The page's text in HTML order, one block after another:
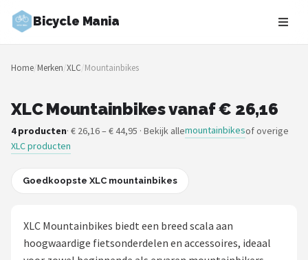
Bicycle Mania
Zoeken
NAVIGATIE
Merken
Blog
Kinderfietsen
Home/Merken/XLC/Mountainbikes
XLC Mountainbikes vanaf € 26,16
4 producten· € 26,16 – € 44,95 · Bekijk allemountainbikesof overige
XLC producten
Goedkoopste XLC mountainbikes
XLC Mountainbikes biedt een breed scala aan
hoogwaardige fietsonderdelen en accessoires, ideaal